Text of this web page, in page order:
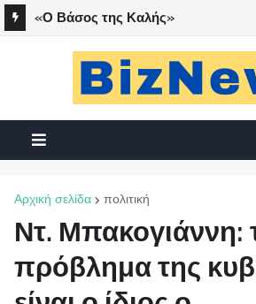
«Ο Βάσος της Καλής»
Αρχική σελίδα πολιτική
Ντ. Μπακογιάννη:
πρόβλημα της